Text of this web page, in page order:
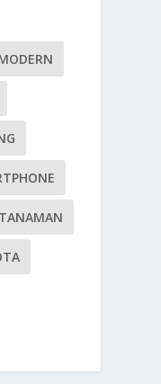
TANAMAN